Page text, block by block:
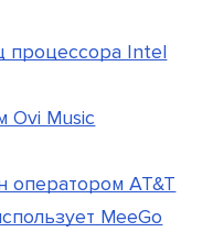
процессора Intel
Ovi Music
оператором AT&T
MeeGo